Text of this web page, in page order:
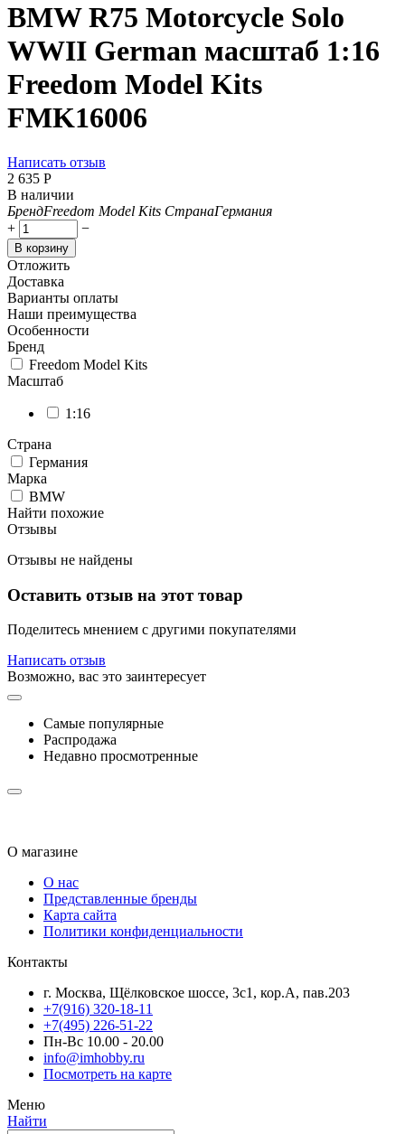
BMW R75 Motorcycle Solo
WWII German масштаб 1:16
Freedom Model Kits
FMK16006
Написать отзыв
2 635 Р
В наличии
БрендFreedom Model Kits СтранаГермания
+
−
В корзину
Отложить
Доставка
Варианты оплаты
Наши преимущества
Особенности
Бренд
Freedom Model Kits
Масштаб
1:16
Страна
Германия
Марка
BMW
Найти похожие
Отзывы
Отзывы не найдены
Оставить отзыв на этот товар
Поделитесь мнением с другими покупателями
Написать отзыв
Возможно, вас это заинтересует
Самые популярные
Распродажа
Недавно просмотренные
О магазине
О нас
Представленные бренды
Карта сайта
Политики конфиденциальности
Контакты
г. Москва, Щёлковское шоссе, 3с1, кор.А, пав.203
+7(916) 320-18-11
+7(495) 226-51-22
Пн-Вс 10.00 - 20.00
info@imhobby.ru
Посмотреть на карте
Меню
Найти